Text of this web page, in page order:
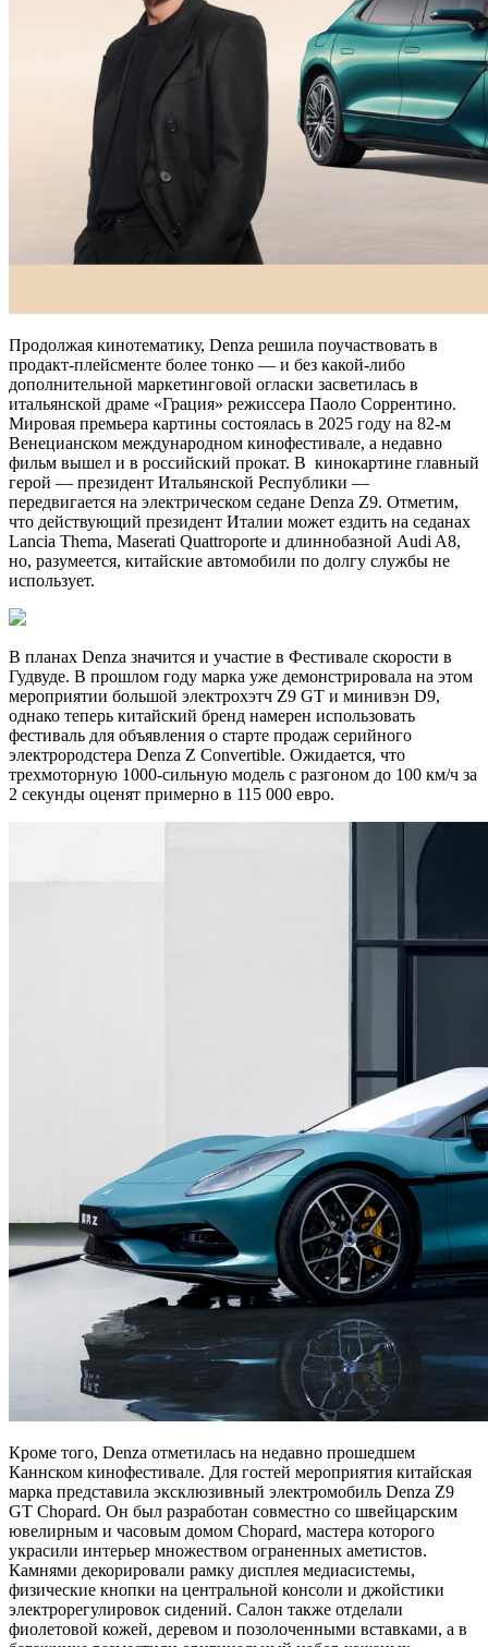
Продолжая кинотематику, Denza решила поучаствовать в
продакт-плейсменте более тонко — и без какой-либо
дополнительной маркетинговой огласки засветилась в
итальянской драме «Грация» режиссера Паоло Соррентино.
Мировая премьера картины состоялась в 2025 году на 82-м
Венецианском международном кинофестивале, а недавно
фильм вышел и в российский прокат. В кинокартине главный
герой — президент Итальянской Республики —
передвигается на электрическом седане Denza Z9. Отметим,
что действующий президент Италии может ездить на седанах
Lancia Thema, Maserati Quattroporte и длиннобазной Audi A8,
но, разумеется, китайские автомобили по долгу службы не
использует.
В планах Denza значится и участие в Фестивале скорости в
Гудвуде. В прошлом году марка уже демонстрировала на этом
мероприятии большой электрохэтч Z9 GT и минивэн D9,
однако теперь китайский бренд намерен использовать
фестиваль для объявления о старте продаж серийного
электрородстера Denza Z Convertible. Ожидается, что
трехмоторную 1000-сильную модель с разгоном до 100 км/ч за
2 секунды оценят примерно в 115 000 евро.
Кроме того, Denza отметилась на недавно прошедшем
Каннском кинофестивале. Для гостей мероприятия китайская
марка представила эксклюзивный электромобиль Denza Z9
GT Chopard. Он был разработан совместно со швейцарским
ювелирным и часовым домом Chopard, мастера которого
украсили интерьер множеством ограненных аметистов.
Камнями декорировали рамку дисплея медиасистемы,
физические кнопки на центральной консоли и джойстики
электрорегулировок сидений. Салон также отделали
фиолетовой кожей, деревом и позолоченными вставками, а в